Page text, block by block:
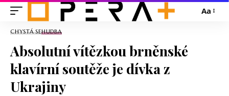
Aa
CHYSTÁ SEHUDBA
Absolutní vítězkou brněnské
klavírní soutěže je dívka z
Ukrajiny